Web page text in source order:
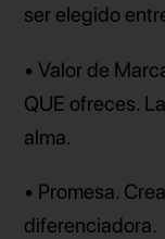
ser elegido
• Valor de
QUE ofreces.
alma.
• Promesa.
diferenciadora.